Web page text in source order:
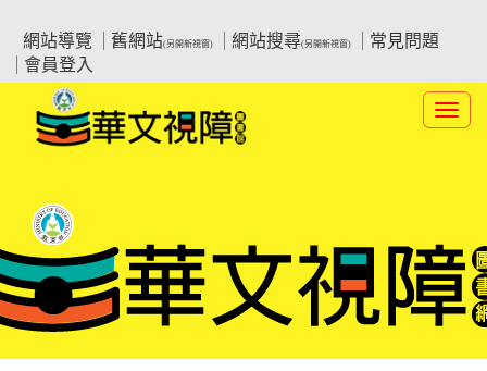
要
網站導覽
舊網站(另開新視窗) 網站搜尋(另開新視窗)
常見問題
會員登入
華文視障電子圖書網